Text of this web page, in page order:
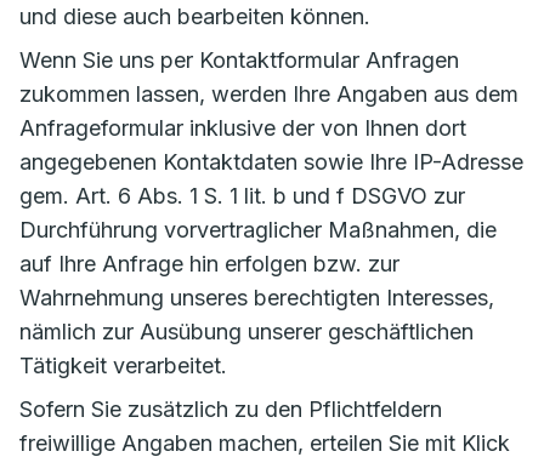
und diese auch bearbeiten können.
Wenn Sie uns per Kontaktformular Anfragen
zukommen lassen, werden Ihre Angaben aus dem
Anfrageformular inklusive der von Ihnen dort
angegebenen Kontaktdaten sowie Ihre IP-Adresse
gem. Art. 6 Abs. 1 S. 1 lit. b und f DSGVO zur
Durchführung vorvertraglicher Maßnahmen, die
auf Ihre Anfrage hin erfolgen bzw. zur
Wahrnehmung unseres berechtigten Interesses,
nämlich zur Ausübung unserer geschäftlichen
Tätigkeit verarbeitet.
Sofern Sie zusätzlich zu den Pflichtfeldern
freiwillige Angaben machen, erteilen Sie mit Klick